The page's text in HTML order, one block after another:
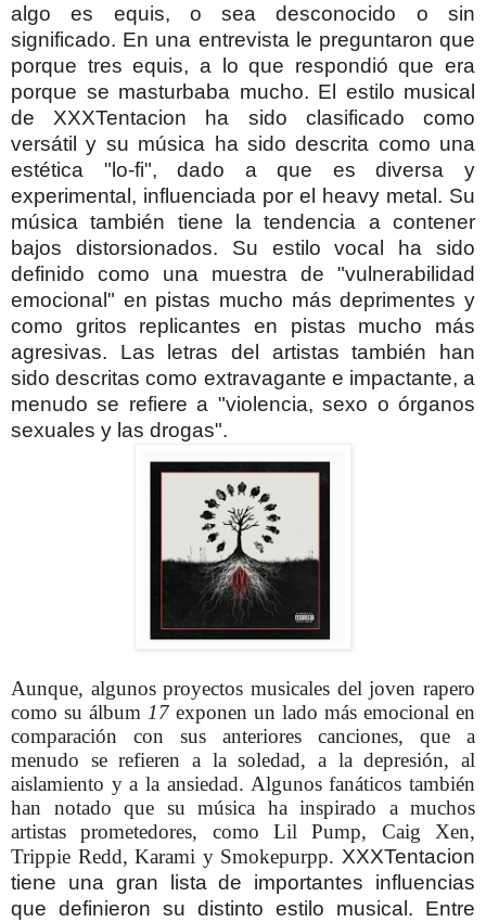
algo es equis, o sea desconocido o sin
significado. En una entrevista le preguntaron que
porque tres equis, a lo que respondió que era
porque se masturbaba mucho. El estilo musical
de XXXTentacion ha sido clasificado como
versátil y su música ha sido descrita como una
estética "lo-fi", dado a que es diversa y
experimental, influenciada por el heavy metal. Su
música también tiene la tendencia a contener
bajos distorsionados. Su estilo vocal ha sido
definido como una muestra de "vulnerabilidad
emocional" en pistas mucho más deprimentes y
como gritos replicantes en pistas mucho más
agresivas. Las letras del artistas también han
sido descritas como extravagante e impactante, a
menudo se refiere a "violencia, sexo o órganos
sexuales y las drogas".
Aunque, algunos proyectos musicales del joven rapero
como su álbum 17 exponen un lado más emocional en
comparación con sus anteriores canciones, que a
menudo se refieren a la soledad, a la depresión, al
aislamiento y a la ansiedad. Algunos fanáticos también
han notado que su música ha inspirado a muchos
artistas prometedores, como Lil Pump, Caig Xen,
Trippie Redd, Karami y Smokepurpp. XXXTentacion
tiene una gran lista de importantes influencias
que definieron su distinto estilo musical. Entre